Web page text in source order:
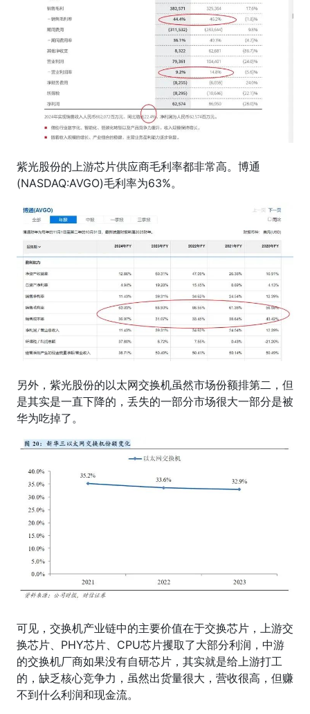
紫光股份的上游芯片供应商毛利率都非常高。博通
(NASDAQ:AVGO)毛利率为63%。
另外，紫光股份的以太网交换机虽然市场份额排第二，但
是其实是一直下降的，丢失的一部分市场很大一部分是被
华为吃掉了。
可见，交换机产业链中的主要价值在于交换芯片，上游交
换芯片、PHY芯片、CPU芯片攫取了大部分利润，中游
的交换机厂商如果没有自研芯片，其实就是给上游打工
的，缺乏核心竞争力，虽然出货量很大，营收很高，但赚
不到什么利润和现金流。